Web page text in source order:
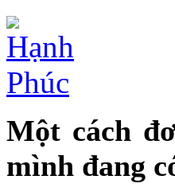
Một cách
mình đang